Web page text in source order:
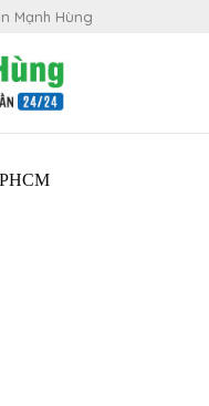
Mạnh Hùng